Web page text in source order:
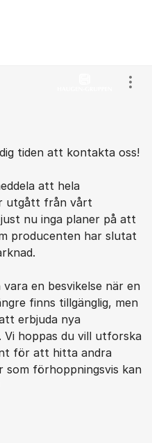
tiden att kontakta oss!
att hela
utgått från vårt
nu inga planer på att
producenten har slutat
en besvikelse när en
finns tillgänglig, men
erbjuda nya
Vi hoppas du vill utforska
för att hitta andra
förhoppningsvis kan